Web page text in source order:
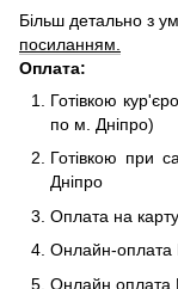
Більш детально з
посиланням.
Оплата:
Готівкою
по м. Дніпро)
Готівкою при
Дніпро
Оплата на
Онлайн-оплата
Онлайн оплата